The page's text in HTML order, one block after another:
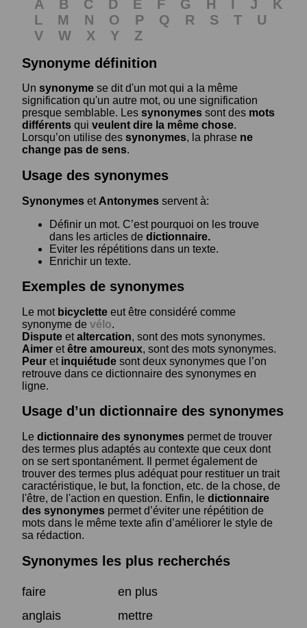
A B C D E F G H I J
K
L
M N O P Q R S T
U
V
W X Y
Z
Synonyme définition
Un synonyme se dit d'un mot qui a la même
signification qu'un autre mot, ou une signification
presque semblable. Les synonymes sont des mots
différents qui veulent dire la même chose.
Lorsqu’on utilise des synonymes, la phrase ne
change pas de sens.
Usage des synonymes
Synonymes et Antonymes servent à:
Définir un mot. C’est pourquoi on les trouve
dans les articles de dictionnaire.
Eviter les répétitions dans un texte.
Enrichir un texte.
Exemples de synonymes
Le mot bicyclette eut être considéré comme
synonyme de vélo.
Dispute etaltercation, sont des mots synonymes.
Aimer etêtre amoureux, sont des mots synonymes.
Peur et inquiétude sont deux synonymes que l’on
retrouve dans ce dictionnaire des synonymes en
ligne.
Usage d’un dictionnaire des synonymes
Le dictionnaire des synonymes permet de trouver
des termes plus adaptés au contexte que ceux dont
on se sert spontanément. Il permet également de
trouver des termes plus adéquat pour restituer un trait
caractéristique, le but, la fonction, etc. de la chose, de
l'être, de l'action en question. Enfin, le dictionnaire
des synonymes permet d’éviter une répétition de
mots dans le même texte afin d’améliorer le style de
sa rédaction.
Synonymes les plus recherchés
faire
en plus
anglais
mettre